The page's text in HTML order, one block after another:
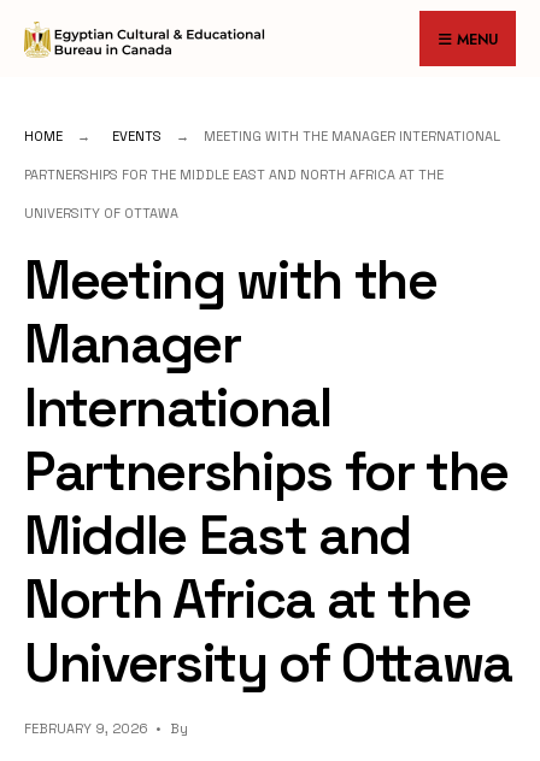
Skip
MENU
HOME EVENTS MEETING WITH THE MANAGER INTERNATIONAL
PARTNERSHIPS FOR THE MIDDLE EAST AND NORTH AFRICA AT THE
UNIVERSITY OF OTTAWA
Meeting with the
Manager
International
Partnerships for the
Middle East and
North Africa at the
University of Ottawa
FEBRUARY 9, 2026 • By